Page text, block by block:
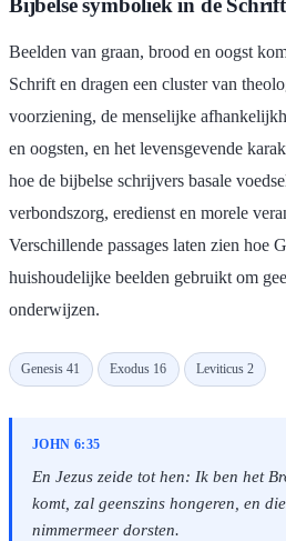
Bijbelse symboliek in de Schrift
Beelden van graan, brood en oogst
Schrift en dragen een cluster van
voorziening, de menselijke
en oogsten, en het levensgevende
hoe de bijbelse schrijvers basale
verbondszorg, eredienst en morele
Verschillende passages laten zien hoe
huishoudelijke beelden gebruikt om
onderwijzen.
Genesis 41 Exodus 16 Leviticus 2
JOHN 6:35
En Jezus zeide tot hen: Ik ben het
komt, zal geenszins hongeren, en
nimmermeer dorsten.